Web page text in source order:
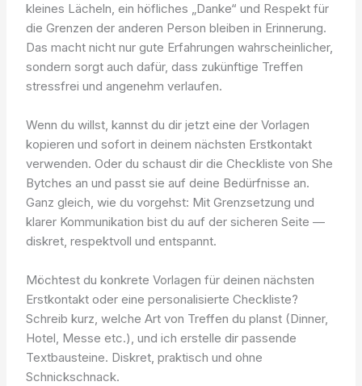
kleines Lächeln, ein höfliches „Danke“ und Respekt für
die Grenzen der anderen Person bleiben in Erinnerung.
Das macht nicht nur gute Erfahrungen wahrscheinlicher,
sondern sorgt auch dafür, dass zukünftige Treffen
stressfrei und angenehm verlaufen.
Wenn du willst, kannst du dir jetzt eine der Vorlagen
kopieren und sofort in deinem nächsten Erstkontakt
verwenden. Oder du schaust dir die Checkliste von She
Bytches an und passt sie auf deine Bedürfnisse an.
Ganz gleich, wie du vorgehst: Mit Grenzsetzung und
klarer Kommunikation bist du auf der sicheren Seite —
diskret, respektvoll und entspannt.
Möchtest du konkrete Vorlagen für deinen nächsten
Erstkontakt oder eine personalisierte Checkliste?
Schreib kurz, welche Art von Treffen du planst (Dinner,
Hotel, Messe etc.), und ich erstelle dir passende
Textbausteine. Diskret, praktisch und ohne
Schnickschnack.